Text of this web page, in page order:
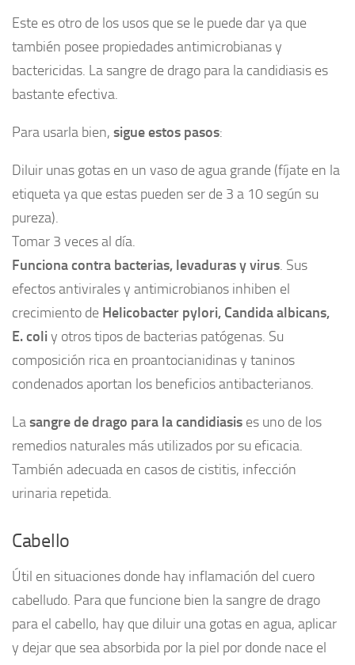
Este es otro de los usos que se le puede dar ya que
también posee propiedades antimicrobianas y
bactericidas. La sangre de drago para la candidiasis es
bastante efectiva.
Para usarla bien, sigue estos pasos:
Diluir unas gotas en un vaso de agua grande (fíjate en la
etiqueta ya que estas pueden ser de 3 a 10 según su
pureza).
Tomar 3 veces al día.
Funciona contra bacterias, levaduras y virus. Sus
efectos antivirales y antimicrobianos inhiben el
crecimiento de Helicobacter pylori, Candida albicans,
E. coli y otros tipos de bacterias patógenas. Su
composición rica en proantocianidinas y taninos
condenados aportan los beneficios antibacterianos.
Lasangre de drago para la candidiasis es uno de los
remedios naturales más utilizados por su eficacia.
También adecuada en casos de cistitis, infección
urinaria repetida.
Cabello
Útil en situaciones donde hay inflamación del cuero
cabelludo. Para que funcione bien la sangre de drago
para el cabello, hay que diluir una gotas en agua, aplicar
y dejar que sea absorbida por la piel por donde nace el